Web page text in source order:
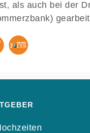
als auch bei der